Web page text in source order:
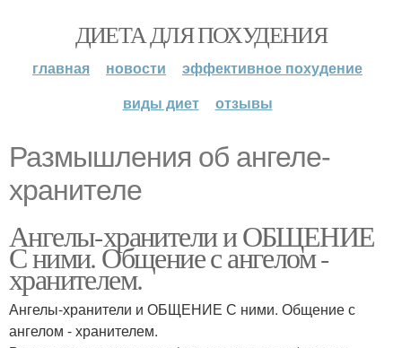
ДИЕТА ДЛЯ ПОХУДЕНИЯ
главная новости
эффективное похудение
виды диет
отзывы
Размышления об ангеле-
хранителе
Ангелы-хранители и ОБЩЕНИЕ
С ними. Общение с ангелом -
хранителем.
Ангелы-хранители и ОБЩЕНИЕ С ними. Общение с
ангелом - хранителем.